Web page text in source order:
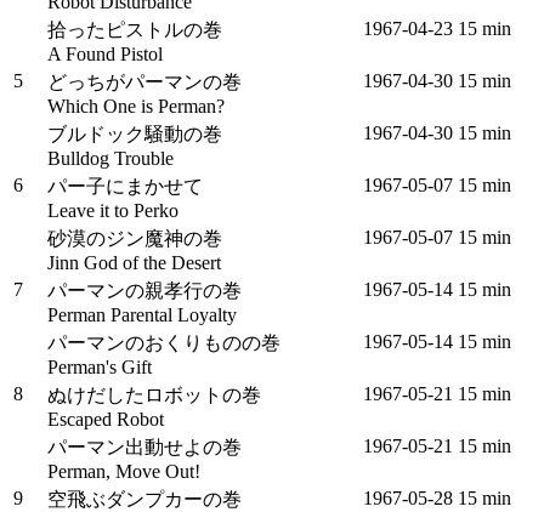
拾ったピストルの巻
A Found Pistol
1967‑04‑23 15 min
5
どっちがパーマンの巻
Which One is Perman?
1967‑04‑30 15 min
ブルドック騒動の巻
Bulldog Trouble
1967‑04‑30 15 min
6
パー子にまかせて
Leave it to Perko
1967‑05‑07 15 min
砂漠のジン魔神の巻
Jinn God of the Desert
1967‑05‑07 15 min
7
パーマンの親孝行の巻
Perman Parental Loyalty
1967‑05‑14 15 min
パーマンのおくりものの巻
Perman's Gift
1967‑05‑14 15 min
8
ぬけだしたロボットの巻
Escaped Robot
1967‑05‑21 15 min
パーマン出動せよの巻
Perman, Move Out!
1967‑05‑21 15 min
9
空飛ぶダンプカーの巻
1967‑05‑28 15 min